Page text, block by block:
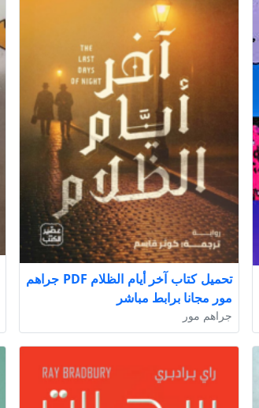
تحميل كتاب آخر أيام الظلام PDF جراهم
مور مجانا برابط مباشر
جراهم مور